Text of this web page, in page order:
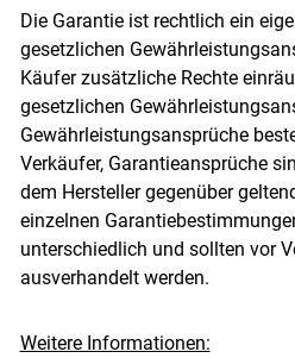
Die Garantie ist rechtlich ein
gesetzlichen
Käufer zusätzliche Rechte
gesetzlichen
Gewährleistungsansprüche
Verkäufer, Garantieansprüche
dem Hersteller gegenüber
einzelnen
unterschiedlich und sollten vor
ausverhandelt werden.
Weitere Informationen: